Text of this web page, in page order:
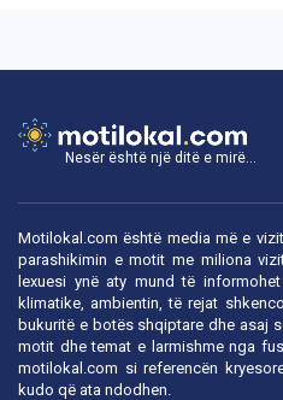
Nesër është një ditë e mirë...
Motilokal.com është media më e
parashikimin e motit me miliona
lexuesi ynë aty mund të
klimatike, ambientin, të rejat
bukuritë e botës shqiptare dhe asaj
motit dhe temat e larmishme nga
motilokal.com si referencën
kudo që ata ndodhen.